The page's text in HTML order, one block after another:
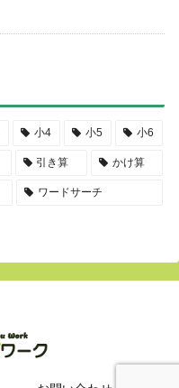
小4 小5 小6
引き算 かけ算
ワードサーチ